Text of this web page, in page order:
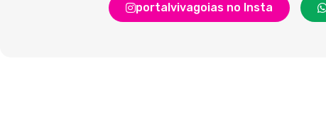
portalvivagoias no Insta